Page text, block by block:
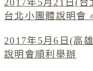
2017年5月21日(台
台北小團體說明會
2017年5月6日(高
說明會順利舉辦